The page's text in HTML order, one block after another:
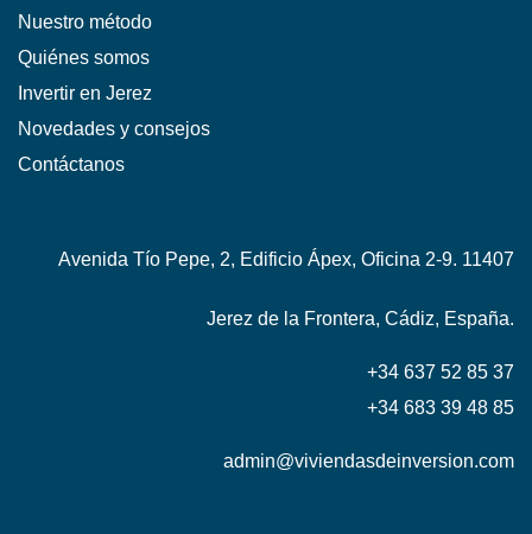
Nuestro método
Quiénes somos
Invertir en Jerez
Novedades y consejos
Contáctanos
Avenida Tío Pepe, 2, Edificio Ápex, Oficina 2-9. 11407
Jerez de la Frontera, Cádiz, España.
+34 637 52 85 37
+34 683 39 48 85
admin@viviendasdeinversion.com